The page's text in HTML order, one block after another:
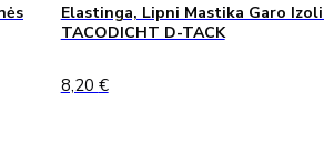
Elastinga, Lipni Mastika Garo
TACODICHT D-TACK
8,20 €